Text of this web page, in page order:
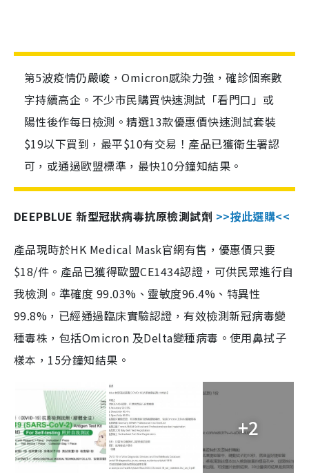
第5波疫情仍嚴峻，Omicron感染力強，確診個案數
字持續高企。不少市民購買快速測試「看門口」或
陽性後作每日檢測。精選13款優惠價快速測試套裝
$19以下買到，最平$10有交易！產品已獲衛生署認
可，或通過歐盟標準，最快10分鐘知結果。
DEEPBLUE 新型冠狀病毒抗原檢測試劑 >>按此選購<<
產品現時於HK Medical Mask官網有售，優惠價只要
$18/件。產品已獲得歐盟CE1434認證，可供民眾進行自
我檢測。準確度 99.03%、靈敏度96.4%、特異性
99.8%，已經通過臨床實驗認證，有效檢測新冠病毒變
種毒株，包括Omicron 及Delta變種病毒。使用鼻拭子
樣本，15分鐘知結果。
+2